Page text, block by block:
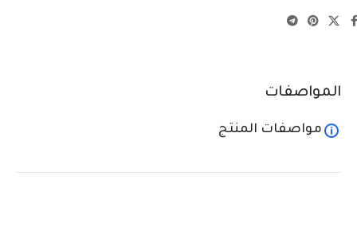
المواصفات
مواصفات المنتج